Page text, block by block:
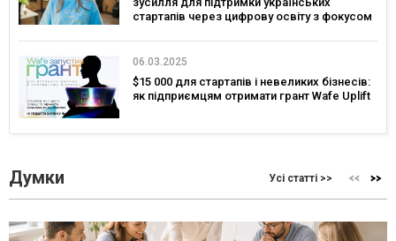
стартапів через цифрову освіту з фокусом
06.03.2025
$15 000 для стартапів і невеликих бізнесів:
як підприємцям отримати грант Wafe Uplift
Думки Усі статті >>